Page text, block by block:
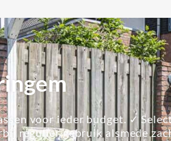
voor ieder budget. ✓
regulier gebruik alsmede